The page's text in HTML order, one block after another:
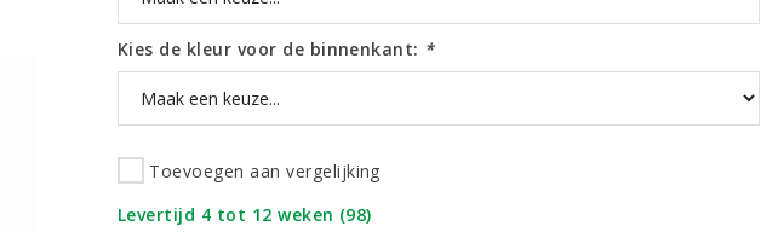
Kies de kleur voor de binnenkant: *
Toevoegen aan vergelijking
Levertijd 4 tot 12 weken (98)